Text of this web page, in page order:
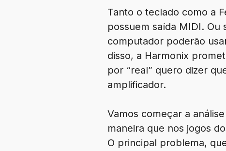
Tanto o teclado como a
possuem saída MIDI. Ou
computador poderão
disso, a Harmonix
por “real” quero dizer
amplificador.
Vamos começar a
maneira que nos jogos
O principal problema,